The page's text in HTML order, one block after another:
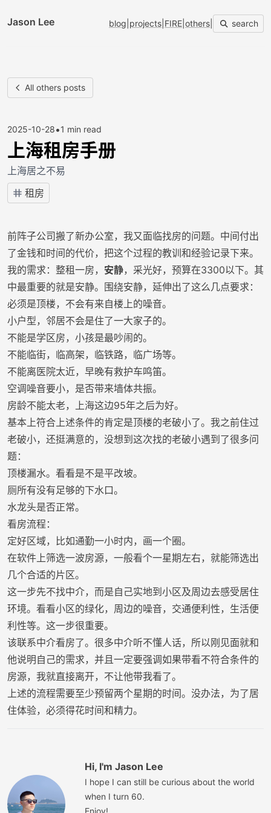
Jason Lee blog projects FIRE others search
All others posts
2025-10-28•1 min read
上海租房手册
上海居之不易
租房
前阵子公司搬了新办公室，我又面临找房的问题。中间付出
了金钱和时间的代价，把这个过程的教训和经验记录下来。
我的需求：整租一房， 安静，采光好，预算在3300以下。其
中最重要的就是安静。围绕安静，延伸出了这么几点要求：
必须是顶楼，不会有来自楼上的噪音。
小户型，邻居不会是住了一大家子的。
不能是学区房，小孩是最吵闹的。
不能临街，临高架，临铁路，临广场等。
不能离医院太近，早晚有救护车鸣笛。
空调噪音要小，是否带来墙体共振。
房龄不能太老，上海这边95年之后为好。
基本上符合上述条件的肯定是顶楼的老破小了。我之前住过
老破小，还挺满意的，没想到这次找的老破小遇到了很多问
题：
顶楼漏水。看看是不是平改坡。
厕所有没有足够的下水口。
水龙头是否正常。
看房流程：
定好区域，比如通勤一小时内，画一个圈。
在软件上筛选一波房源，一般看个一星期左右，就能筛选出
几个合适的片区。
这一步先不找中介，而是自己实地到小区及周边去感受居住
环境。看看小区的绿化，周边的噪音，交通便利性，生活便
利性等。这一步很重要。
该联系中介看房了。很多中介听不懂人话，所以刚见面就和
他说明自己的需求，并且一定要强调如果带看不符合条件的
房源，我就直接离开，不让他带我看了。
上述的流程需要至少预留两个星期的时间。没办法，为了居
住体验，必须得花时间和精力。
Hi, I'm Jason Lee
I hope I can still be curious about the world
when I turn 60.
Enjoy!